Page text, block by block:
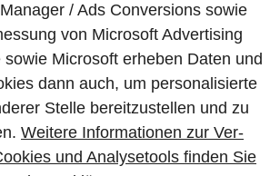
GmbH
/ Ads Con­ver­sions sowie
von Micro­soft Adver­tising
Micro­soft erheben Daten und
dann auch, um perso­nali­sierte
Stelle bereit­zu­stel­len und zu
Wei­tere Infor­matio­nen zur Ver­
und Ana­lyse­tools fin­den Sie